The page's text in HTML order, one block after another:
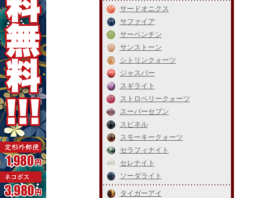
サードオニクス
サファイア
サーペンチン
サンストーン
シトリンクォーツ
ジャスパー
スギライト
ストロベリークォーツ
スーパーセブン
スピネル
スモーキークォーツ
セラフィナイト
セレナイト
ソーダライト
タイガーアイ